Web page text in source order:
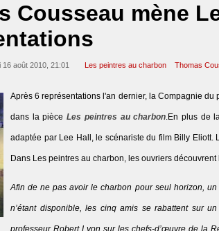
Cousseau mène
16 août 2010, 21:01 Les peintres au charbon Thomas
Après 6 représentations l'an dernier, la Compagnie
dans la pièceLes peintres au charbon.En plus de
adaptée par Lee Hall, le scénariste du film Billy
Dans Les peintres au charbon, les ouvriers
Afin de ne pas avoir le charbon pour seul horizon,
n’étant disponible, les cinq amis se rabattent sur
professeur Robert Lyon sur les chefs-d’œuvre de la